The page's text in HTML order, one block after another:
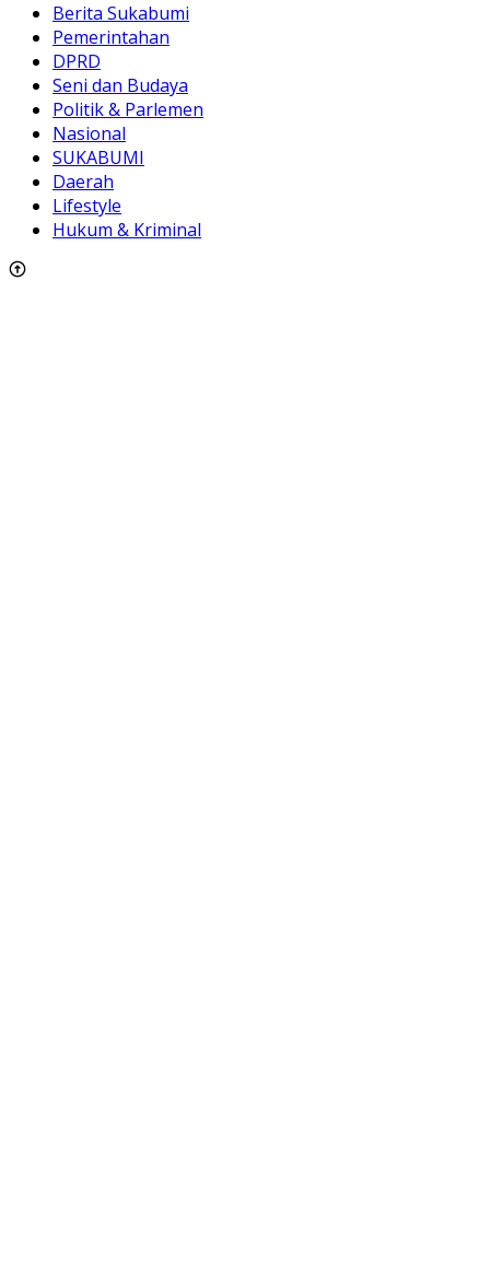
Berita Sukabumi
Pemerintahan
DPRD
Seni dan Budaya
Politik & Parlemen
Nasional
SUKABUMI
Daerah
Lifestyle
Hukum & Kriminal